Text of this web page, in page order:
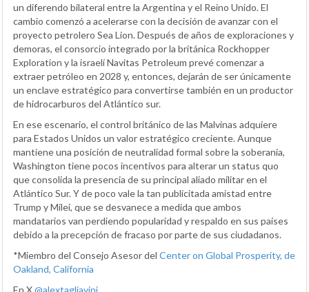
un diferendo bilateral entre la Argentina y el Reino Unido. El
cambio comenzó a acelerarse con la decisión de avanzar con el
proyecto petrolero Sea Lion. Después de años de exploraciones y
demoras, el consorcio integrado por la británica Rockhopper
Exploration y la israelí Navitas Petroleum prevé comenzar a
extraer petróleo en 2028 y, entonces, dejarán de ser únicamente
un enclave estratégico para convertirse también en un productor
de hidrocarburos del Atlántico sur.
En ese escenario, el control británico de las Malvinas adquiere
para Estados Unidos un valor estratégico creciente. Aunque
mantiene una posición de neutralidad formal sobre la soberanía,
Washington tiene pocos incentivos para alterar un status quo
que consolida la presencia de su principal aliado militar en el
Atlántico Sur. Y de poco vale la tan publicitada amistad entre
Trump y Milei, que se desvanece a medida que ambos
mandatarios van perdiendo popularidad y respaldo en sus países
debido a la precepción de fracaso por parte de sus ciudadanos.
*Miembro del Consejo Asesor del Center on Global Prosperity, de
Oakland, California
En X@alextagliavini